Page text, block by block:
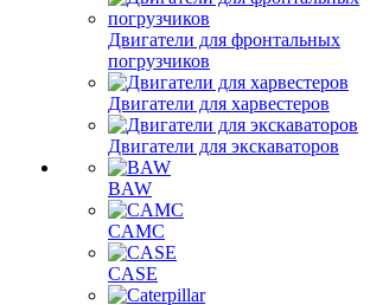
Двигатели для фронтальных
погрузчиков
Двигатели для харвестеров
Двигатели для экскаваторов
BAW
CAMC
CASE